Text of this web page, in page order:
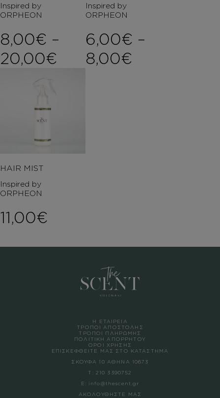
Inspired by
ORPHEON
8,00€ –
20,00€ Price range: 8,00€
Inspired by
ORPHEON
6,00€ –
8,00€
HAIR MIST
Inspired by
ORPHEON
11,00€
Η ΕΤΑΙΡΕΙΑ
ΤΡΟΠΟΙ ΑΠΟΣΤΟΛΗΣ
ΤΡΟΠΟΙ ΠΛΗΡΩΜΗΣ
ΠΟΛΙΤΙΚΗ ΑΠΟΡΡΗΤΟΥ
ΟΡΟΙ ΧΡΗΣΗΣ
ΕΠΙΣΚΕΦΘΕΙΤΕ ΜΑΣ ΣΤΟ ΚΑΤΑΣΤΗΜΑ
ΣΚΟΥΦΑ 10 ΑΘΗΝΑ 10673
Τ: 210 3390752
Ε: info@thescent.gr
ΑΚΟΛΟΥΘΗΣΤΕ ΜΑΣ